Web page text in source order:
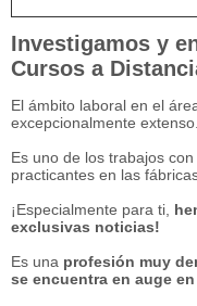
Investigamos y
Cursos a
El ámbito laboral en el
excepcionalmente extenso.
Es uno de los trabajos
practicantes en las
¡Especialmente para ti,
exclusivas noticias!
Es una profesión muy
se encuentra en auge